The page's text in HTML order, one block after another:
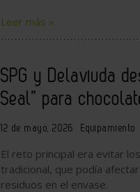
Leer más »
SPG y Delaviuda
Seal” para
12 de mayo, 2026 Equipamiento
El reto principal era evitar
tradicional, que podía
residuos en el envase.